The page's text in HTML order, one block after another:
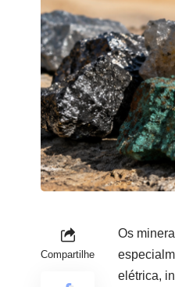
Compartilhe
Os
elétrica,